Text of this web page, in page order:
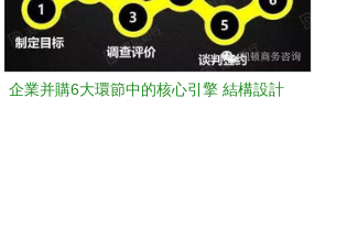
企業并購6大環節中的核心引擎 結構設計